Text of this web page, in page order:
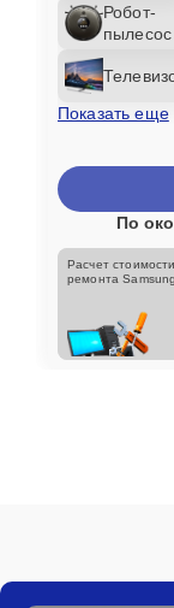
Робот-
пылесос
Показать еще
По
Расчет стоимости
ремонта Samsung